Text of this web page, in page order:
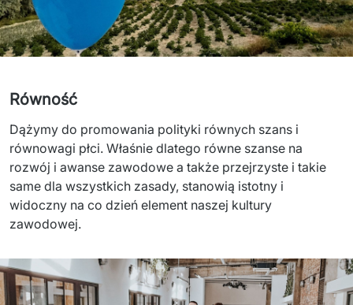
Równość
Dążymy do promowania polityki równych szans
równowagi płci. Właśnie dlatego równe szanse
rozwój i awanse zawodowe a także przejrzyste i takie
same dla wszystkich zasady, stanowią istotny
widoczny na co dzień element naszej kultury
zawodowej.